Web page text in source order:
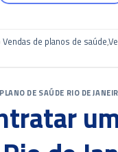
Vendas de planos de saúde,
PLANO DE SAÚDE RIO DE